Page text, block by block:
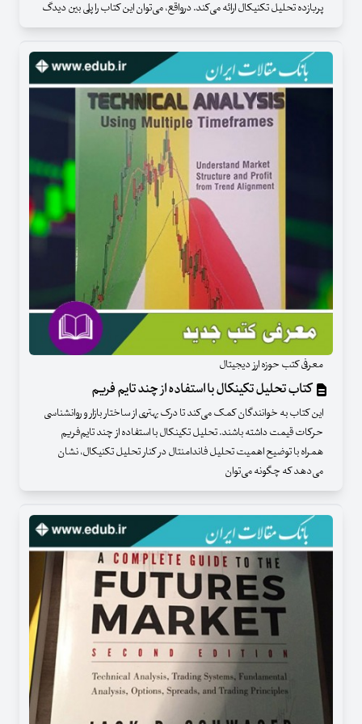
پربازده تحلیل تکنیکال ارائه می‌کند. درواقع، می‌توان این کتاب را پلی بین دیدگ
معرفی کتب حوزه ارز دیجیتال
کتاب تحلیل تکینکال با استفاده از چند تایم ‌فریم
این کتاب به خوانندگان کمک می‌کند تا درک بهتری از ساختار بازار و روانشناسی
حرکات قیمت داشته باشند. تحلیل تکینکال با استفاده از چند تایم‌فریم
همراه با توضیح اهمیت تحلیل فاندامنتال در کنار تحلیل تکنیکال، نشان
می‌دهد که چگونه می‌توان